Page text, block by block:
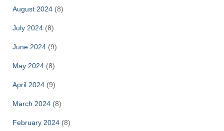
August 2024 (8)
July 2024 (8)
June 2024 (9)
May 2024 (8)
April 2024 (9)
March 2024 (8)
February 2024 (8)